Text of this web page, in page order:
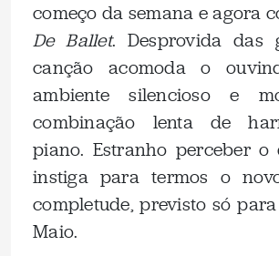
começo da semana e agora
De Ballet. Desprovida das
canção acomoda o
ambiente silencioso e
combinação lenta de
piano. Estranho perceber o
instiga para termos o
completude, previsto só
Maio.